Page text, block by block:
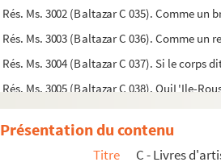
Rés. Ms. 3002 (Baltazar C 035). Comme
Rés. Ms. 3003 (Baltazar C 036). Comme
Rés. Ms. 3004 (Baltazar C 037). Si le corps
Rés. Ms. 3005 (Baltazar C 038). OuiL'Ile-
Rés. Ms. 3006 (Baltazar C 039). Encore
Rés. Ms. 3007 (Baltazar C 040). Vaguer
Présentation du contenu
Titre C - Livres